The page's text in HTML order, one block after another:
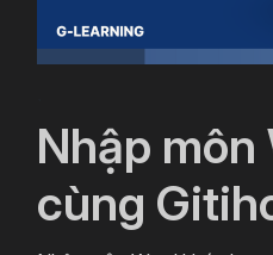
Nhập môn
cùng